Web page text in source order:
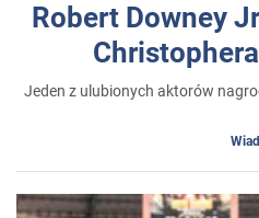
Robert Downey
Jeden z ulubionych aktorów